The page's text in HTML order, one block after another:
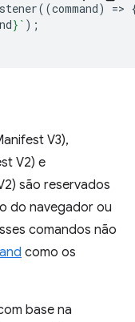
((command) =>
} ` );
V3),
V2) e
são reservados
do navegador ou
comandos não
como os
base na